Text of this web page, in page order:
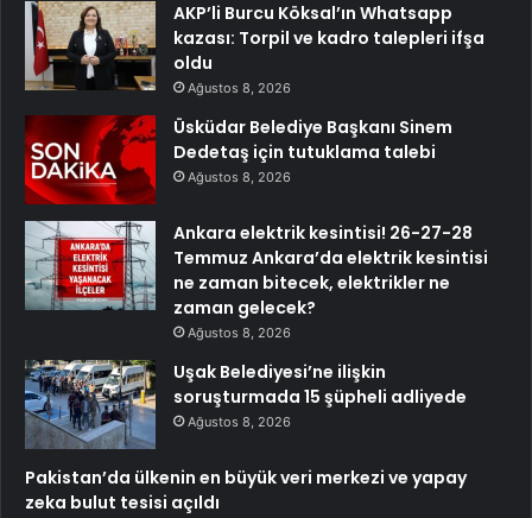
AKP’li Burcu Köksal’ın Whatsapp
kazası: Torpil ve kadro talepleri ifşa
oldu
Ağustos 8, 2026
Üsküdar Belediye Başkanı Sinem
Dedetaş için tutuklama talebi
Ağustos 8, 2026
Ankara elektrik kesintisi! 26-27-28
Temmuz Ankara’da elektrik kesintisi
ne zaman bitecek, elektrikler ne
zaman gelecek?
Ağustos 8, 2026
Uşak Belediyesi’ne ilişkin
soruşturmada 15 şüpheli adliyede
Ağustos 8, 2026
Pakistan’da ülkenin en büyük veri merkezi ve yapay
zeka bulut tesisi açıldı